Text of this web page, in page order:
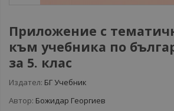
Приложение с
към учебника по
за 5. клас
Издател: БГ Учебник
Автор: Божидар Георгиев